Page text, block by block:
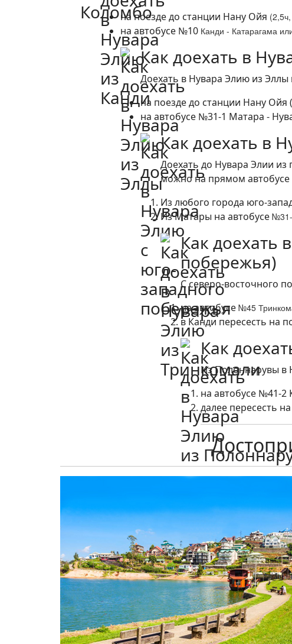
на поезде до станции Нану Ойя
на автобусе №10 Канди - Катарагама
Как доехать в
Доехать в Нувара Элию из
на поезде до станции Нану Ойя
на автобусе №31-1 Матара -
Как доехать в
Доехать до Нувара Элии из
можно на прямом
Из любого города юго-
Из Матары на автобусе №31-
Как доехать
побережья)
С северо-восточного
на автобусе №45
в Канди пересесть на
Как
Из Полоннарувы в
на автобусе №41-2
далее пересесть